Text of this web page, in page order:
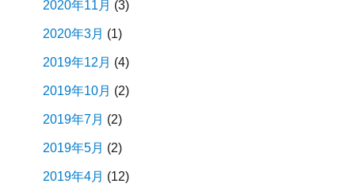
2020年11月 (3)
2020年3月 (1)
2019年12月 (4)
2019年10月 (2)
2019年7月 (2)
2019年5月 (2)
2019年4月 (12)